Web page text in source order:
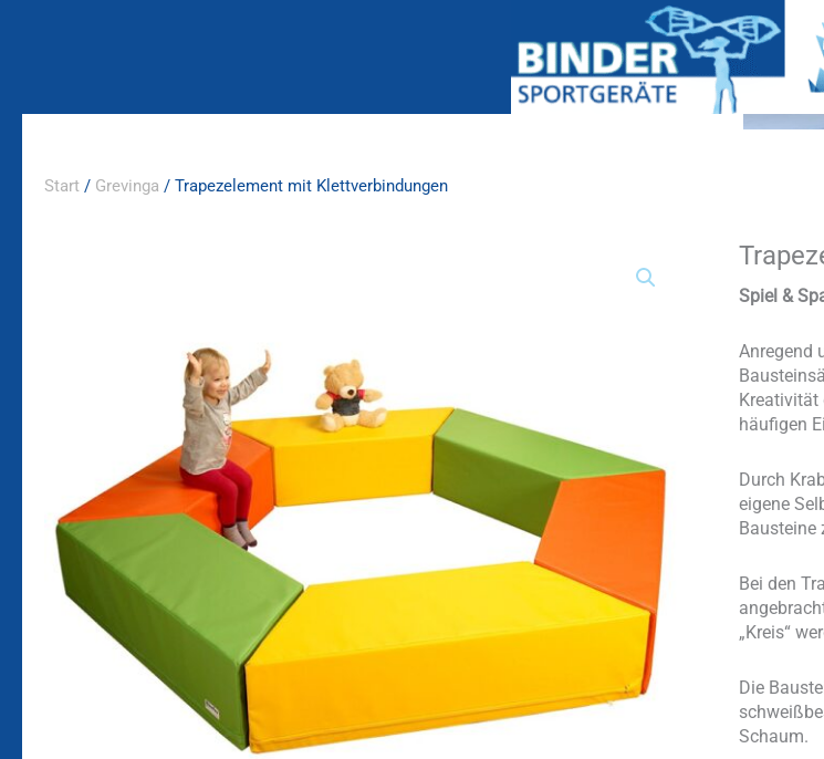
Start / Grevinga / Trapezelement mit Klettverbindungen
Spiel &
Anregend
häufigen
Durch
eigene
Bausteine
Bei den
„Kreis“
Die
Schaum.